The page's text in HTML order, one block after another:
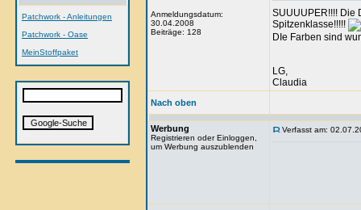
Patchwork - Anleitungen
Patchwork - Oase
MeinStoffpaket
Anmeldungsdatum:
30.04.2008
Beiträge: 128
SUUUUPER!!!! Die
Spitzenklasse!!!!!
DIe Farben sind
LG,
Claudia
Nach oben
Werbung
Registrieren oder Einloggen,
um Werbung auszublenden
Verfasst am: